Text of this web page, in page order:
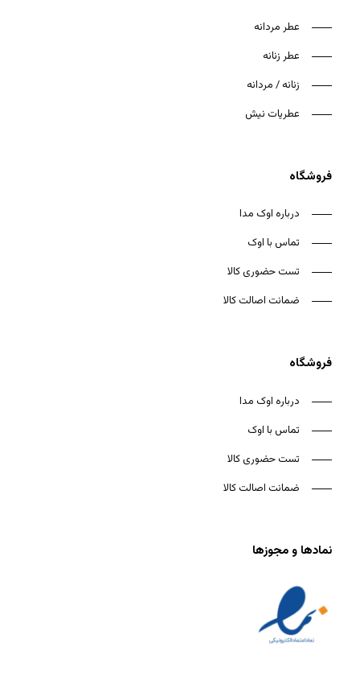
عطر مردانه
عطر زنانه
زنانه / مردانه
عطریات نیش
فروشگاه
درباره اوک مدا
تماس با اوک
تست حضوری کالا
ضمانت اصالت کالا
فروشگاه
درباره اوک مدا
تماس با اوک
تست حضوری کالا
ضمانت اصالت کالا
نمادها و مجوزها